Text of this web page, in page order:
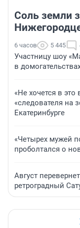
Соль земли
6 часов 5 445
Участницу шоу
в
«Не хочется в
«следователя на
Екатеринбурге
«Четырех мужей
проболтался о
Август
ретроградный